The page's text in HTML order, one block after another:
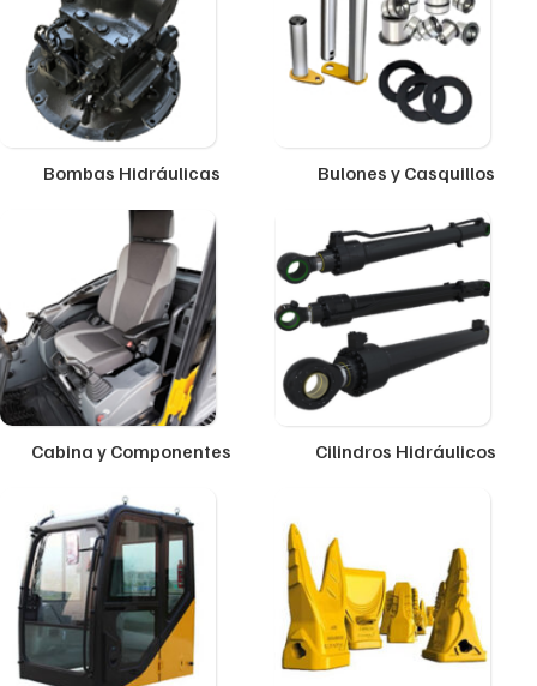
Bombas Hidráulicas Bulones y Casquillos
Cabina y Componentes Cilindros Hidráulicos